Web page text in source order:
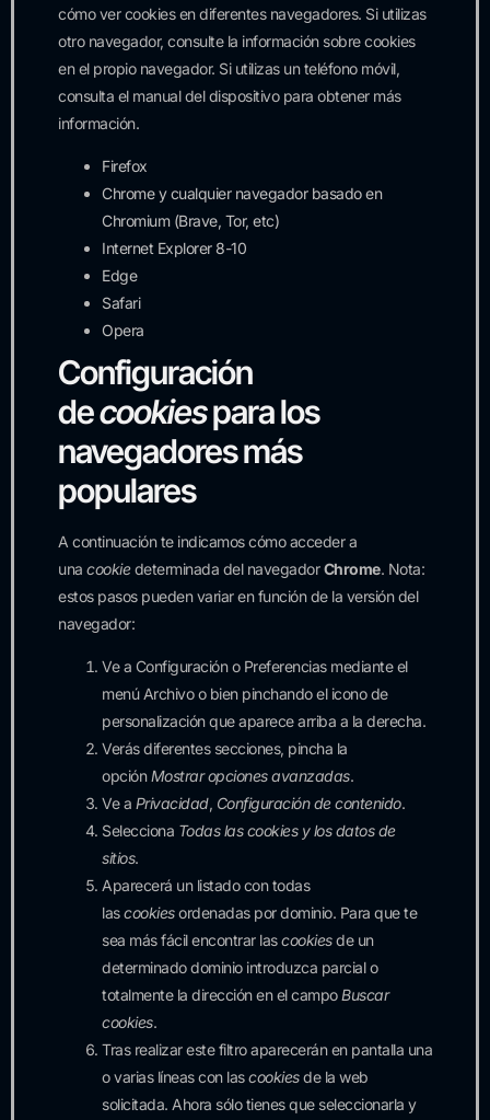
cómo ver cookies en diferentes navegadores. Si utilizas
otro navegador, consulte la información sobre cookies
en el propio navegador. Si utilizas un teléfono móvil,
consulta el manual del dispositivo para obtener más
información.
Firefox
Chrome y cualquier navegador basado en
Chromium (Brave, Tor, etc)
Internet Explorer 8-10
Edge
Safari
Opera
Configuración
decookiespara los
navegadores más
populares
A continuación te indicamos cómo acceder a
una cookiedeterminada del navegadorChrome. Nota:
estos pasos pueden variar en función de la versión del
navegador:
Ve a Configuración o Preferencias mediante el
menú Archivo o bien pinchando el icono de
personalización que aparece arriba a la derecha.
Verás diferentes secciones, pincha la
opciónMostrar opciones avanzadas.
Ve a Privacidad, Configuración de contenido.
Selecciona Todas las cookies y los datos de
sitios.
Aparecerá un listado con todas
lascookiesordenadas por dominio. Para que te
sea más fácil encontrar lascookiesde un
determinado dominio introduzca parcial o
totalmente la dirección en el campoBuscar
cookies.
Tras realizar este filtro aparecerán en pantalla una
o varias líneas con lascookiesde la web
solicitada. Ahora sólo tienes que seleccionarla y